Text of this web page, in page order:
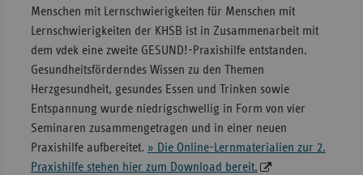
Menschen mit Lernschwierigkeiten für Menschen mit
Lernschwierigkeiten der KHSB ist in Zusammenarbeit mit
dem vdek eine zweite GESUND!-Praxishilfe entstanden.
Gesundheitsförderndes Wissen zu den Themen
Herzgesundheit, gesundes Essen und Trinken sowie
Entspannung wurde niedrigschwellig in Form von vier
Seminaren zusammengetragen und in einer neuen
Praxishilfe aufbereitet. » Die Online-Lernmaterialien zur 2.
Praxishilfe stehen hier zum Download bereit.